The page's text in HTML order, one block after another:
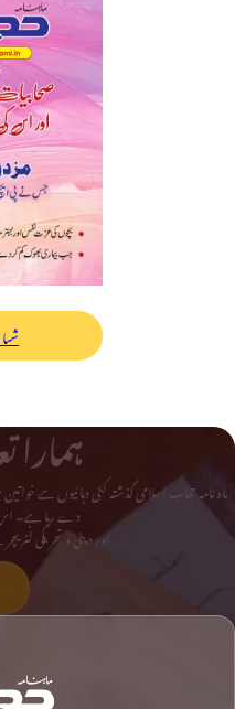
ہمارا
ماہ نامہ حجاب اسلامی گذشتہ کئی دہائیوں سے
دے رہا ہے۔ اس
اور دینی و تحریکی